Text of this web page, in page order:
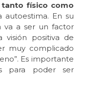
físico como
autoestima. En su
va a ser un factor
visión positiva de
muy complicado
Es importante
para poder ser